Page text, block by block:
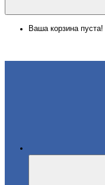
Ваша корзина пуста!